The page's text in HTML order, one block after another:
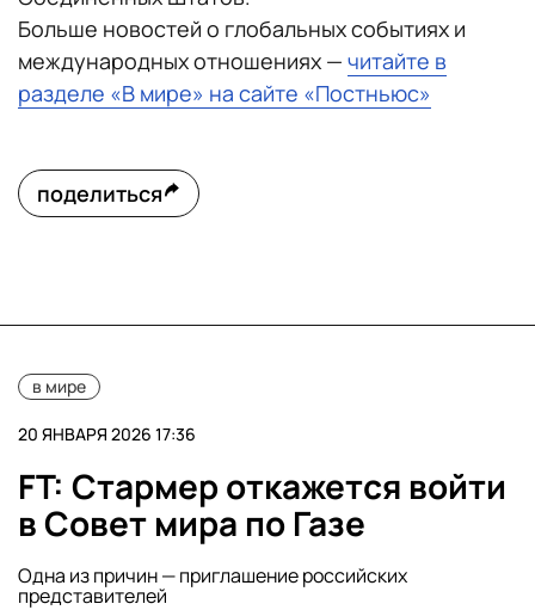
Больше новостей о глобальных событиях и
международных отношениях — читайте в
разделе «В мире» на сайте «Постньюс»
поделиться
в мире
20 ЯНВАРЯ 2026 17:36
FT: Стармер откажется войти
в Совет мира по Газе
Одна из причин — приглашение российских
представителей